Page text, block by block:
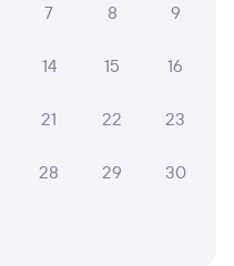
эти варианты
7 8 9
14 15 16
21 22 23
28 29 30